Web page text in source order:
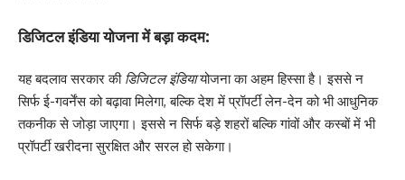
डिजिटल इंडिया योजना में बड़ा कदम:
यह बदलाव सरकार की डिजिटल इंडियायोजना का अहम हिस्सा है। इससे न
सिर्फ ई-गवर्नेंस को बढ़ावा मिलेगा, बल्कि देश में प्रॉपर्टी लेन-देन को भी आधुनिक
तकनीक से जोड़ा जाएगा। इससे न सिर्फ बड़े शहरों बल्कि गांवों और कस्बों में भी
प्रॉपर्टी खरीदना सुरक्षित और सरल हो सकेगा।